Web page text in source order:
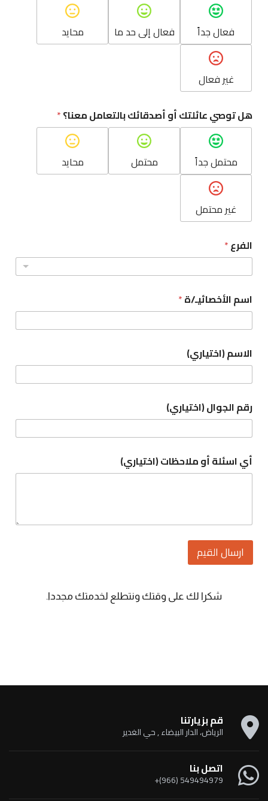
فعال جداً فعال إلى حد ما محايد
غير فعال
هل توصي عائلتك أو أصدقائك بالتعامل معنا؟*
محتمل جداً محتمل محايد
غير محتمل
الفرع*
اسم الأخصائيـ/ة*
الاسم (اختياري)
رقم الجوال (اختياري)
أي اسئلة أو ملاحظات (اختياري)
ارسال القيم
شكرا لك على وقتك ونتطلع لخدمتك مجددا.
قم بزيارتنا
الرياض، الدار البيضاء , حي الغدير
اتصل بنا
549494979 (966)+